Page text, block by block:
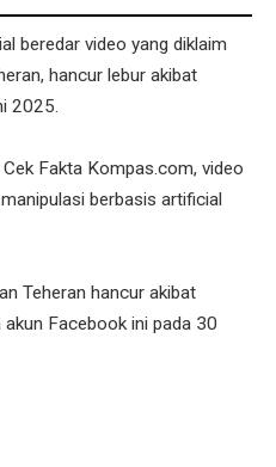
beredar video yang diklaim
hancur lebur akibat
2025.
Fakta Kompas.com, video
berbasis artificial
Teheran hancur akibat
Facebook ini pada 30